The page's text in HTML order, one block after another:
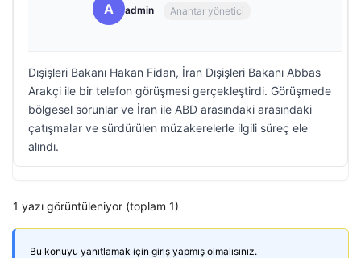
A admin Anahtar yönetici
Dışişleri Bakanı Hakan Fidan, İran Dışişleri Bakanı Abbas
Arakçi ile bir telefon görüşmesi gerçekleştirdi. Görüşmede
bölgesel sorunlar ve İran ile ABD arasındaki arasındaki
çatışmalar ve sürdürülen müzakerelerle ilgili süreç ele
alındı.
1 yazı görüntüleniyor (toplam 1)
Bu konuyu yanıtlamak için giriş yapmış olmalısınız.